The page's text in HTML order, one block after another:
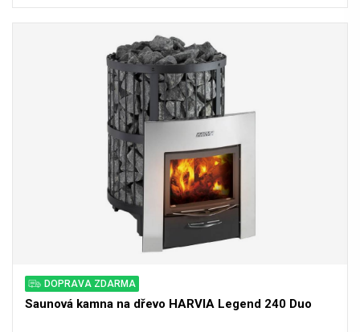
DOPRAVA ZDARMA
Saunová kamna na dřevo HARVIA Legend 240 Duo